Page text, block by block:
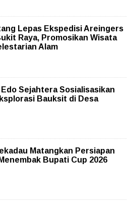
Lepas Ekspedisi Areingers
Raya, Promosikan Wisata
Alam
Sejahtera Sosialisasikan
Bauksit di Desa
Matangkan Persiapan
Bupati Cup 2026